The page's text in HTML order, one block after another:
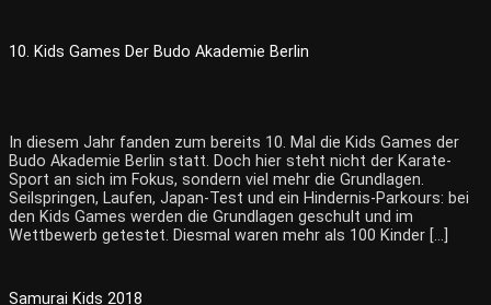
10. Kids Games Der Budo Akademie Berlin
In diesem Jahr fanden zum bereits 10. Mal die Kids Games der
Budo Akademie Berlin statt. Doch hier steht nicht der Karate-
Sport an sich im Fokus, sondern viel mehr die Grundlagen.
Seilspringen, Laufen, Japan-Test und ein Hindernis-Parkours: bei
den Kids Games werden die Grundlagen geschult und im
Wettbewerb getestet. Diesmal waren mehr als 100 Kinder […]
Samurai Kids 2018